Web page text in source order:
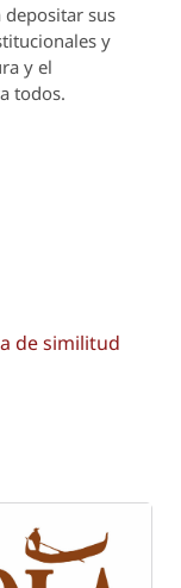
sus
y
y el
todos.
de similitud